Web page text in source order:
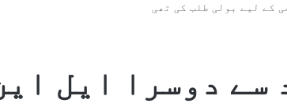
کے لیے بولی طلب کی تھی
سے دوسرا ایل